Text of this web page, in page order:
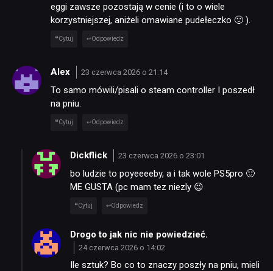
eggi zawsze pozostają w cenie (i to o wiele
korzystniejszej, aniżeli omawiane pudełeczko 🙂 ).
Cytuj Odpowiedz
Alex 23 czerwca 2026 o 21:14
To samo mówili/pisali o steam controller I poszedł
na pniu.
Cytuj Odpowiedz
Dickflick 23 czerwca 2026 o 23:01
bo ludzie to poyeeeeby, a i tak wole PS5pro 🙂
ME GUSTA (pc mam tez niezly 😉
Cytuj Odpowiedz
Drogo to jak nic nie powiedzieć.
24 czerwca 2026 o 14:02
Ile sztuk? Bo co to znaczy poszły na pniu, mieli